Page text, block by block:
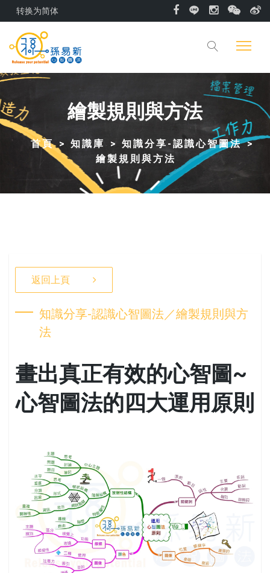
转换为简体
繪製規則與方法
首頁 知識庫
知識分享-認識心智圖法
繪製規則與方法
返回上頁
知識分享-認識心智圖法／繪製規則與方
法
畫出真正有效的心智圖~
心智圖法的四大運用原則